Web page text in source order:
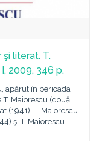
şi literat. T.
2009, 346 p.
apărut în perioada
Maiorescu (două
(1941), T. Maiorescu
şi T. Maiorescu